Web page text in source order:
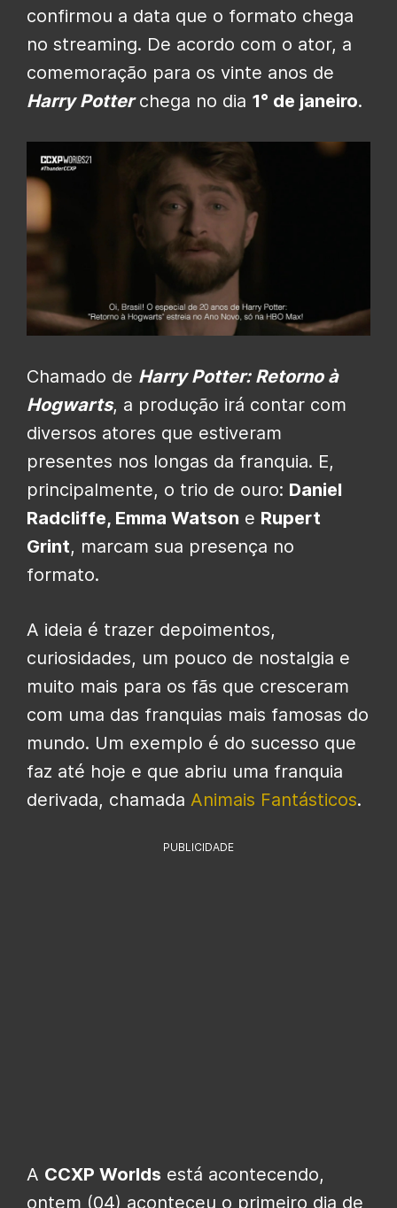
confirmou a data que o formato chega
no streaming. De acordo com o ator, a
comemoração para os vinte anos de
Harry Potterchega no dia 1° de janeiro.
Chamado de Harry Potter: Retorno à
Hogwarts, a produção irá contar com
diversos atores que estiveram
presentes nos longas da franquia. E,
principalmente, o trio de ouro: Daniel
Radcliffe, Emma Watson e Rupert
Grint, marcam sua presença no
formato.
A ideia é trazer depoimentos,
curiosidades, um pouco de nostalgia e
muito mais para os fãs que cresceram
com uma das franquias mais famosas do
mundo. Um exemplo é do sucesso que
faz até hoje e que abriu uma franquia
derivada, chamada Animais Fantásticos.
PUBLICIDADE
A CCXP Worlds está acontecendo,
ontem (04) aconteceu o primeiro dia de